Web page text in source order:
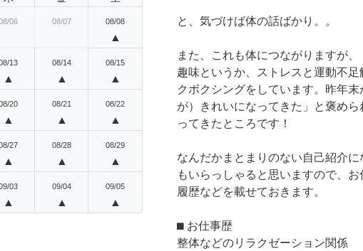
06 08/07 08/08
▲
13
▲
08/14
▲
08/15
▲
20
▲
08/21
▲
08/22
▲
27
▲
08/28
▲
08/29
▲
03
▲
09/04
▲
09/05
▲
と、気づけば体の話ばかり。。
また、これも体につながりますが、
趣味というか、ストレスと運動不
クボクシングをしています。昨年
が）きれいになってきた」と褒め
ってきたところです！
なんだかまとまりのない自己紹介
もいらっしゃると思いますので、
履歴などを載せておきます。
⬛︎ お仕事歴
整体などのリラクゼーション関係